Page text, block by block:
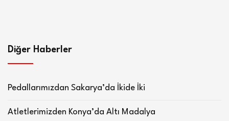
Diğer Haberler
Pedallarımızdan Sakarya’da İkide İki
Atletlerimizden Konya’da Altı Madalya